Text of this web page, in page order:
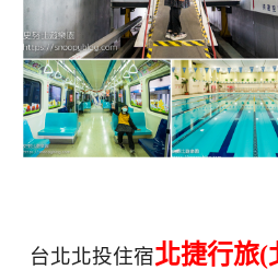
台北北投住宿北捷行旅(